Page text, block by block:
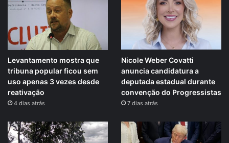
Levantamento mostra que
tribuna popular ficou sem
uso apenas 3 vezes desde
reativação
4 dias atrás
Nicole Weber Covatti
anuncia candidatura a
deputada estadual durante
convenção do Progressistas
7 dias atrás